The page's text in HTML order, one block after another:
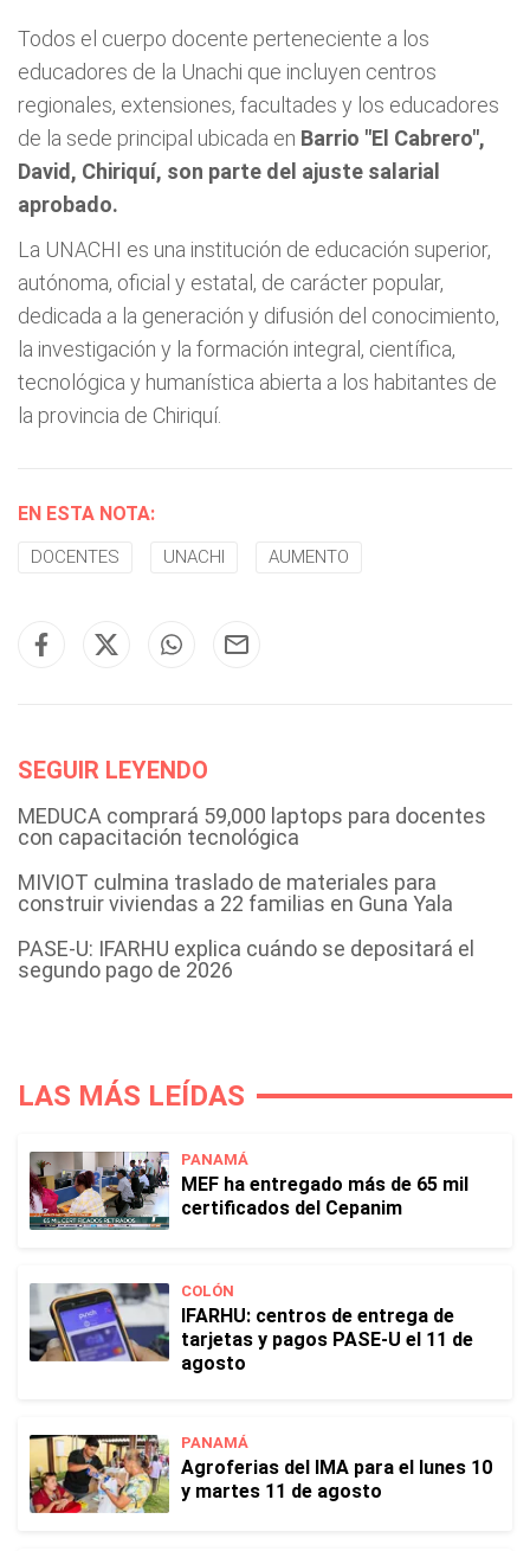
Todos el cuerpo docente perteneciente a los
educadores de la Unachi que incluyen centros
regionales, extensiones, facultades y los educadores
de la sede principal ubicada en Barrio "El Cabrero",
David, Chiriquí, son parte del ajuste salarial
aprobado.
La UNACHI es una institución de educación superior,
autónoma, oficial y estatal, de carácter popular,
dedicada a la generación y difusión del conocimiento,
la investigación y la formación integral, científica,
tecnológica y humanística abierta a los habitantes de
la provincia de Chiriquí.
EN ESTA NOTA:
DOCENTES UNACHI AUMENTO
SEGUIR LEYENDO
MEDUCA comprará 59,000 laptops para docentes
con capacitación tecnológica
MIVIOT culmina traslado de materiales para
construir viviendas a 22 familias en Guna Yala
PASE-U: IFARHU explica cuándo se depositará el
segundo pago de 2026
LAS MÁS LEÍDAS
PANAMÁ
MEF ha entregado más de 65 mil
certificados del Cepanim
COLÓN
IFARHU: centros de entrega de
tarjetas y pagos PASE-U el 11 de
agosto
PANAMÁ
Agroferias del IMA para el lunes 10
y martes 11 de agosto